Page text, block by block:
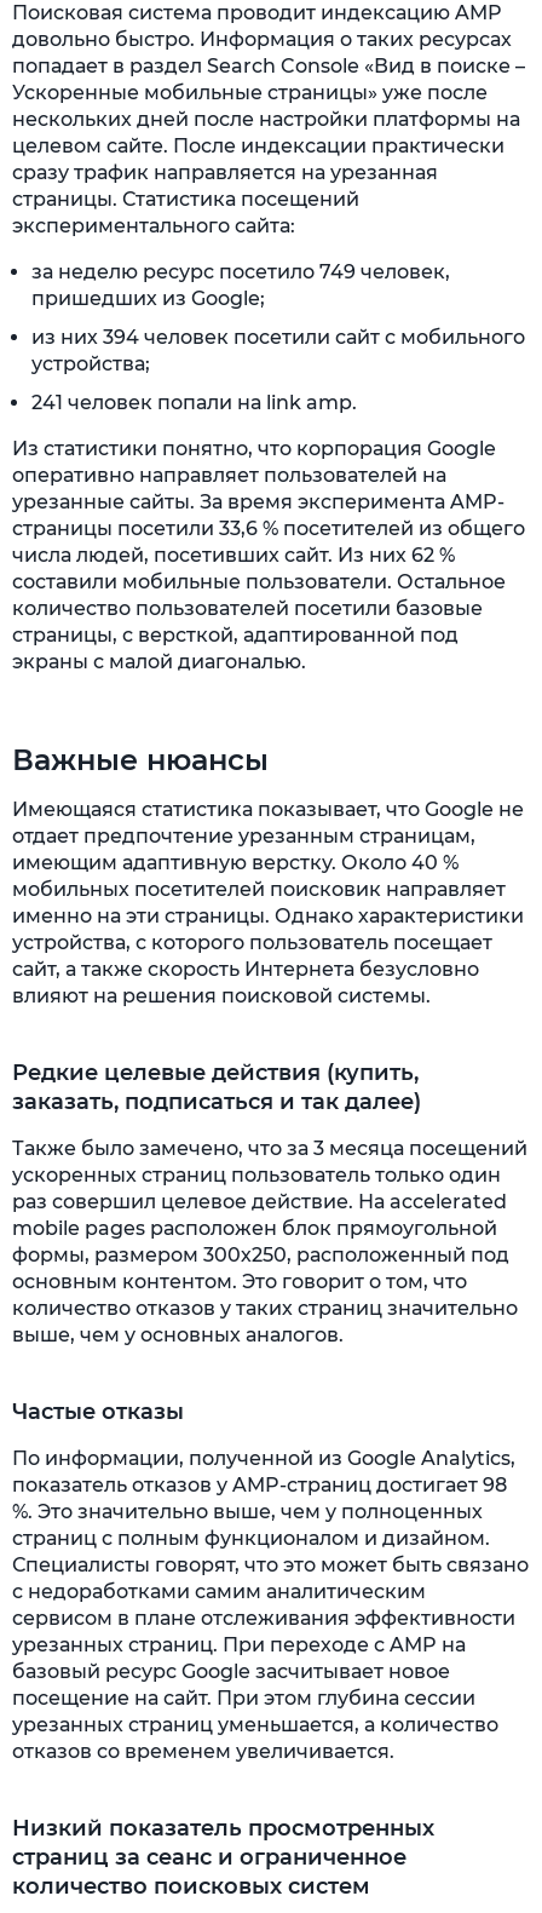
Поисковая система проводит индексацию AMP
довольно быстро. Информация о таких ресурсах
попадает в раздел Search Console «Вид в поиске –
Ускоренные мобильные страницы» уже после
нескольких дней после настройки платформы на
целевом сайте. После индексации практически
сразу трафик направляется на урезанная
страницы. Статистика посещений
экспериментального сайта:
за неделю ресурс посетило 749 человек,
пришедших из Google;
из них 394 человек посетили сайт с мобильного
устройства;
241 человек попали на link amp.
Из статистики понятно, что корпорация Google
оперативно направляет пользователей на
урезанные сайты. За время эксперимента AMP-
страницы посетили 33,6 % посетителей из общего
числа людей, посетивших сайт. Из них 62 %
составили мобильные пользователи. Остальное
количество пользователей посетили базовые
страницы, с версткой, адаптированной под
экраны с малой диагональю.
Важные нюансы
Имеющаяся статистика показывает, что Google не
отдает предпочтение урезанным страницам,
имеющим адаптивную верстку. Около 40 %
мобильных посетителей поисковик направляет
именно на эти страницы. Однако характеристики
устройства, с которого пользователь посещает
сайт, а также скорость Интернета безусловно
влияют на решения поисковой системы.
Редкие целевые действия (купить,
заказать, подписаться и так далее)
Также было замечено, что за 3 месяца посещений
ускоренных страниц пользователь только один
раз совершил целевое действие. На accelerated
mobile pages расположен блок прямоугольной
формы, размером 300х250, расположенный под
основным контентом. Это говорит о том, что
количество отказов у таких страниц значительно
выше, чем у основных аналогов.
Частые отказы
По информации, полученной из Google Analytics,
показатель отказов у AMP-страниц достигает 98
%. Это значительно выше, чем у полноценных
страниц с полным функционалом и дизайном.
Специалисты говорят, что это может быть связано
с недоработками самим аналитическим
сервисом в плане отслеживания эффективности
урезанных страниц. При переходе с AMP на
базовый ресурс Google засчитывает новое
посещение на сайт. При этом глубина сессии
урезанных страниц уменьшается, а количество
отказов со временем увеличивается.
Низкий показатель просмотренных
страниц за сеанс и ограниченное
количество поисковых систем